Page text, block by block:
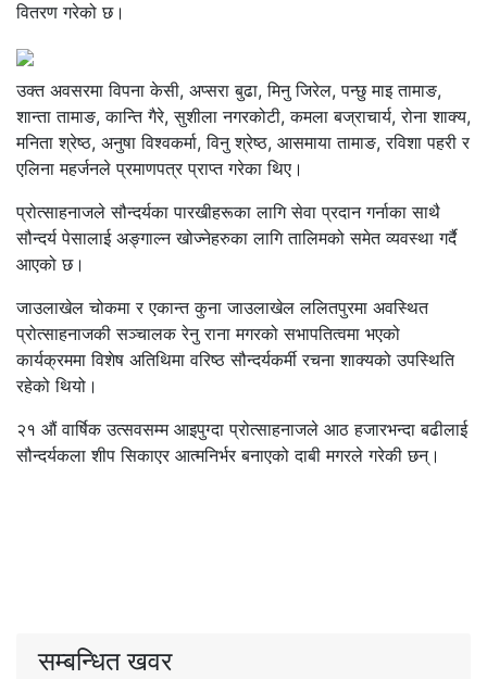
वितरण गरेको छ।
उक्त अवसरमा विपना केसी, अप्सरा बुढा, मिनु जिरेल, पन्छु माइ तामाङ,
शान्ता तामाङ, कान्ति गैरे, सुशीला नगरकोटी, कमला बज्राचार्य, रोना शाक्य,
मनिता श्रेष्ठ, अनुषा विश्वकर्मा, विनु श्रेष्ठ, आसमाया तामाङ, रविशा पहरी र
एलिना महर्जनले प्रमाणपत्र प्राप्त गरेका थिए।
प्रोत्साहनाजले सौन्दर्यका पारखीहरूका लागि सेवा प्रदान गर्नाका साथै
सौन्दर्य पेसालाई अङ्गाल्न खोज्नेहरुका लागि तालिमको समेत व्यवस्था गर्दै
आएको छ।
जाउलाखेल चोकमा र एकान्त कुना जाउलाखेल ललितपुरमा अवस्थित
प्रोत्साहनाजकी सञ्चालक रेनु राना मगरको सभापतित्वमा भएको
कार्यक्रममा विशेष अतिथिमा वरिष्ठ सौन्दर्यकर्मी रचना शाक्यको उपस्थिति
रहेको थियो।
२१ औं वार्षिक उत्सवसम्म आइपुग्दा प्रोत्साहनाजले आठ हजारभन्दा बढीलाई
सौन्दर्यकला शीप सिकाएर आत्मनिर्भर बनाएको दाबी मगरले गरेकी छन्।
सम्बन्धित खवर